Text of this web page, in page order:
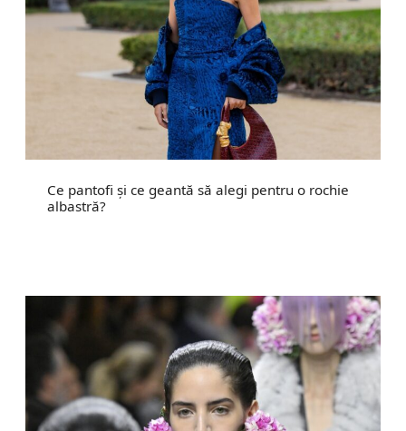
Ce pantofi și ce geantă să alegi pentru o rochie
albastră?